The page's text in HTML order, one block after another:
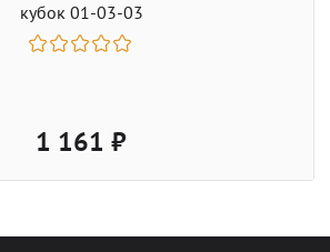
кубок 01-03-03
1 161 ₽